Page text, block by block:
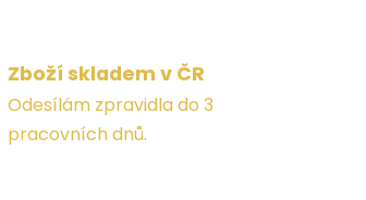
Zboží skladem v ČR
Odesílám zpravidla do 3
pracovních dnů.